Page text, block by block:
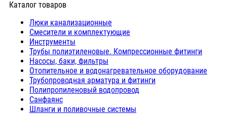
Каталог товаров
Люки канализационные
Cмесители и комплектующие
Инструменты
Трубы полиэтиленовые. Компрессионные фитинги
Насосы, баки, фильтры
Отопительное и водонагревательное оборудование
Трубопроводная арматура и фитинги
Полипропиленовый водопровод
Санфаянс
Шланги и поливочные системы